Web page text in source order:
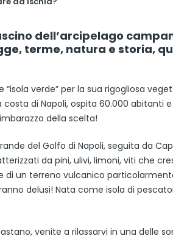
dell’arcipelago
terme, natura e storia,
“isola verde” per la sua rigogliosa
di Napoli, ospita 60.000 abitanti
della scelta!
del Golfo di Napoli, seguita da
da pini, ulivi, limoni, viti che
un terreno vulcanico
delusi! Nata come isola di
venite a rilassarvi in una delle